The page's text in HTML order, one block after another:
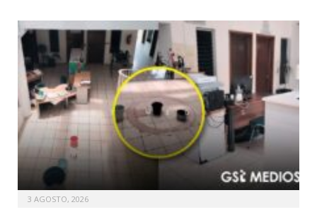
3 AGOSTO, 2026